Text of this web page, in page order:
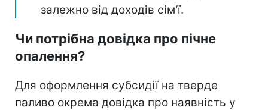
залежно від доходів сім'ї.
Чи потрібна довідка про пічне
опалення?
Для оформлення субсидії на тверде
паливо окрема довідка про наявність у